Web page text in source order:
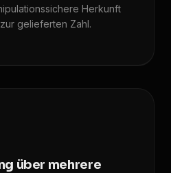
Herkunft
gelieferten Zahl.
über mehrere